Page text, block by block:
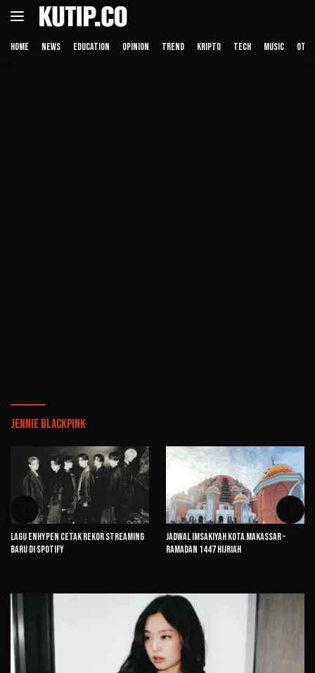
Langsung
HOME NEWS EDUCATION OPINION TREND KRIPTO TECH MUSIC
Jennie Blackpink
Lagu ENHYPEN Cetak Rekor Streaming
Baru di Spotify
Jadwal Imsakiyah Kota Makassar –
Ramadan 1447 Hijriah